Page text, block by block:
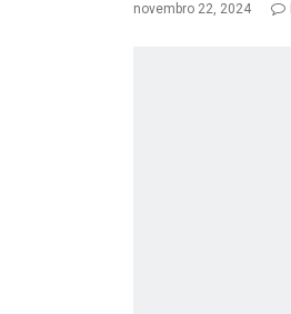
novembro 22, 2024